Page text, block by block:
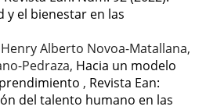
y el bienestar en las
Alberto Novoa-Matallana,
Pedraza, Hacia un modelo
, Revista Ean:
del talento humano en las